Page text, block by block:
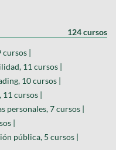
124 cursos
|
11 cursos |
10 cursos |
11 cursos |
personales, 7 cursos |
|
pública, 5 cursos |